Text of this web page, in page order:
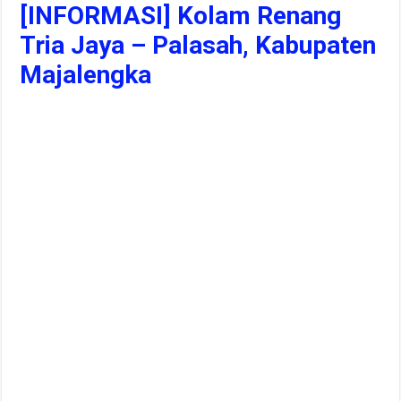
[INFORMASI] Kolam Renang
Tria Jaya – Palasah, Kabupaten
Majalengka